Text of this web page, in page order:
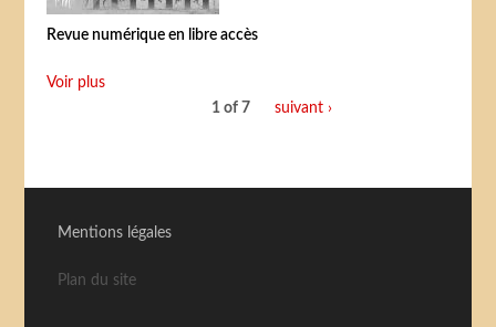
Revue numérique en libre accès
Voir plus
1 of 7
suivant ›
Mentions légales
Plan du site